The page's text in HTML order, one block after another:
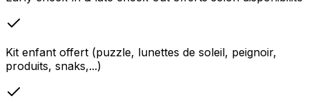
Kit enfant offert (puzzle, lunettes de soleil, peignoir,
produits, snaks,...)